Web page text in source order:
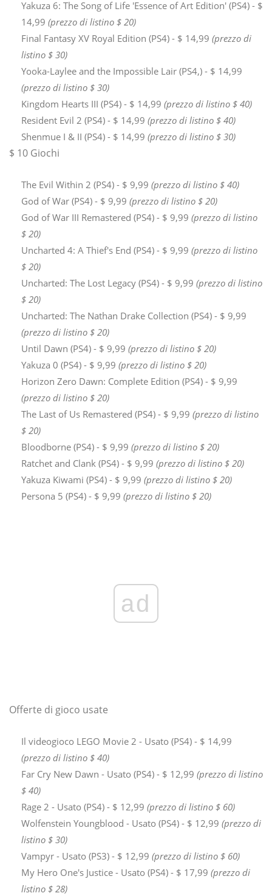
Yakuza 6: The Song of Life 'Essence of Art Edition' (PS4) - $
14,99 (prezzo di listino $ 20)
Final Fantasy XV Royal Edition (PS4) - $ 14,99 (prezzo di
listino $ 30)
Yooka-Laylee and the Impossible Lair (PS4,) - $ 14,99
(prezzo di listino $ 30)
Kingdom Hearts III (PS4) - $ 14,99 (prezzo di listino $ 40)
Resident Evil 2 (PS4) - $ 14,99 (prezzo di listino $ 40)
Shenmue I & II (PS4) - $ 14,99 (prezzo di listino $ 30)
$ 10 Giochi
The Evil Within 2 (PS4) - $ 9,99 (prezzo di listino $ 40)
God of War (PS4) - $ 9,99 (prezzo di listino $ 20)
God of War III Remastered (PS4) - $ 9,99 (prezzo di listino
$ 20)
Uncharted 4: A Thief's End (PS4) - $ 9,99 (prezzo di listino
$ 20)
Uncharted: The Lost Legacy (PS4) - $ 9,99 (prezzo di listino
$ 20)
Uncharted: The Nathan Drake Collection (PS4) - $ 9,99
(prezzo di listino $ 20)
Until Dawn (PS4) - $ 9,99 (prezzo di listino $ 20)
Yakuza 0 (PS4) - $ 9,99 (prezzo di listino $ 20)
Horizon Zero Dawn: Complete Edition (PS4) - $ 9,99
(prezzo di listino $ 20)
The Last of Us Remastered (PS4) - $ 9,99 (prezzo di listino
$ 20)
Bloodborne (PS4) - $ 9,99 (prezzo di listino $ 20)
Ratchet and Clank (PS4) - $ 9,99 (prezzo di listino $ 20)
Yakuza Kiwami (PS4) - $ 9,99 (prezzo di listino $ 20)
Persona 5 (PS4) - $ 9,99 (prezzo di listino $ 20)
ad
Offerte di gioco usate
Il videogioco LEGO Movie 2 - Usato (PS4) - $ 14,99
(prezzo di listino $ 40)
Far Cry New Dawn - Usato (PS4) - $ 12,99 (prezzo di listino
$ 40)
Rage 2 - Usato (PS4) - $ 12,99 (prezzo di listino $ 60)
Wolfenstein Youngblood - Usato (PS4) - $ 12,99 (prezzo di
listino $ 30)
Vampyr - Usato (PS3) - $ 12,99 (prezzo di listino $ 60)
My Hero One's Justice - Usato (PS4) - $ 17,99 (prezzo di
listino $ 28)